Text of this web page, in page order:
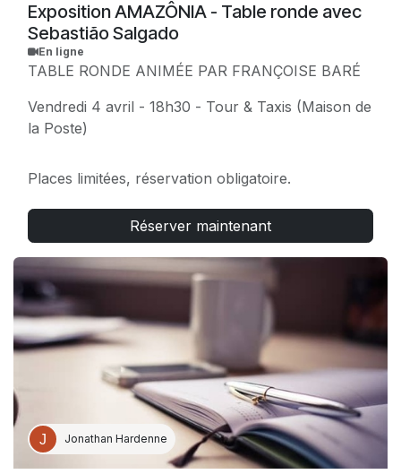
Exposition AMAZÔNIA - Table ronde avec
Sebastião Salgado
En ligne
TABLE RONDE ANIMÉE PAR FRANÇOISE BARÉ
Vendredi 4 avril - 18h30 - Tour & Taxis (Maison de
la Poste)
Places limitées, réservation obligatoire.
Réserver maintenant
Jonathan Hardenne